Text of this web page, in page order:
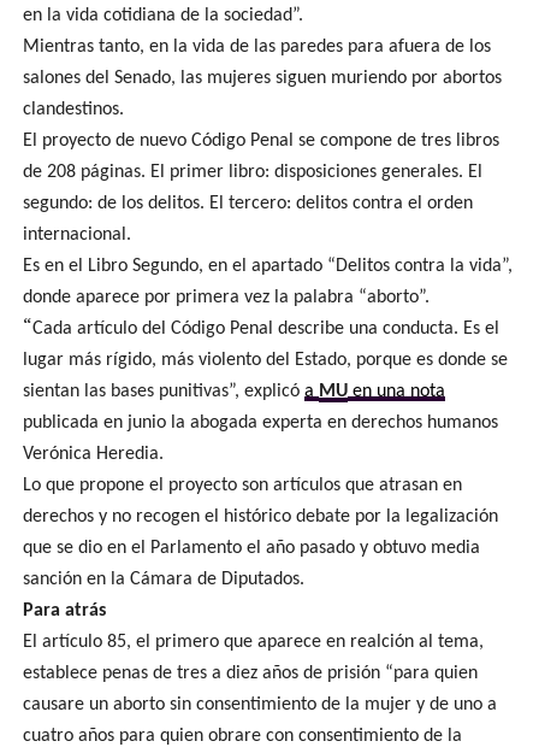
en la vida cotidiana de la sociedad”.
Mientras tanto, en la vida de las paredes para afuera de los
salones del Senado, las mujeres siguen muriendo por abortos
clandestinos.
El proyecto de nuevo Código Penal se compone de tres libros
de 208 páginas. El primer libro: disposiciones generales. El
segundo: de los delitos. El tercero: delitos contra el orden
internacional.
Es en el Libro Segundo, en el apartado “Delitos contra la vida”,
donde aparece por primera vez la palabra “aborto”.
“Cada artículo del Código Penal describe una conducta. Es el
lugar más rígido, más violento del Estado, porque es donde se
sientan las bases punitivas”, explicó a MUen una nota
publicada en junio la abogada experta en derechos humanos
Verónica Heredia.
Lo que propone el proyecto son artículos que atrasan en
derechos y no recogen el histórico debate por la legalización
que se dio en el Parlamento el año pasado y obtuvo media
sanción en la Cámara de Diputados.
Para atrás
El artículo 85, el primero que aparece en realción al tema,
establece penas de tres a diez años de prisión “para quien
causare un aborto sin consentimiento de la mujer y de uno a
cuatro años para quien obrare con consentimiento de la